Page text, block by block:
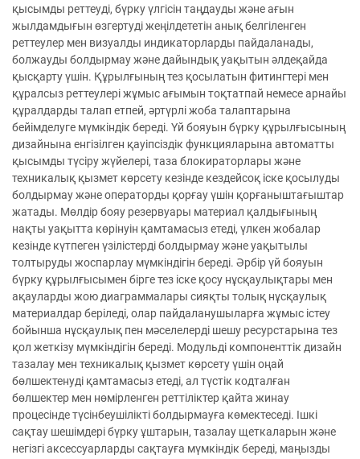
қысымды реттеуді, бүрку үлгісін таңдауды және ағын
жылдамдығын өзгертуді жеңілдететін анық белгіленген
реттеулер мен визуалды индикаторларды пайдаланады,
болжауды болдырмау және дайындық уақытын әлдеқайда
қысқарту үшін. Құрылғының тез қосылатын фитингтері мен
құралсыз реттеулері жұмыс ағымын тоқтатпай немесе арнайы
құралдарды талап етпей, әртүрлі жоба талаптарына
бейімделуге мүмкіндік береді. Үй бояуын бүрку құрылғысының
дизайнына енгізілген қауіпсіздік функцияларына автоматты
қысымды түсіру жүйелері, таза блокираторлары және
техникалық қызмет көрсету кезінде кездейсоқ іске қосылуды
болдырмау және операторды қорғау үшін қорғаныштағыштар
жатады. Мөлдір бояу резервуары материал қалдығының
нақты уақытта көрінуін қамтамасыз етеді, үлкен жобалар
кезінде күтпеген үзілістерді болдырмау және уақытылы
толтыруды жоспарлау мүмкіндігін береді. Әрбір үй бояуын
бүрку құрылғысымен бірге тез іске қосу нұсқаулықтары мен
ақауларды жою диаграммалары сияқты толық нұсқаулық
материалдар беріледі, олар пайдаланушыларға жұмыс істеу
бойынша нұсқаулық пен мәселелерді шешу ресурстарына тез
қол жеткізу мүмкіндігін береді. Модульді компоненттік дизайн
тазалау мен техникалық қызмет көрсету үшін оңай
бөлшектенуді қамтамасыз етеді, ал түстік кодталған
бөлшектер мен нөмірленген реттіліктер қайта жинау
процесінде түсінбеушілікті болдырмауға көмектеседі. Ішкі
сақтау шешімдері бүрку ұштарын, тазалау щеткаларын және
негізгі аксессуарларды сақтауға мүмкіндік береді, маңызды